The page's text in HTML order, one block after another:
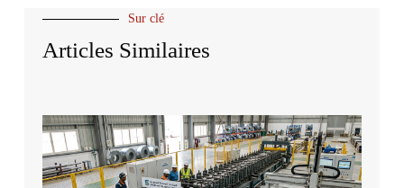
Sur clé
Articles Similaires